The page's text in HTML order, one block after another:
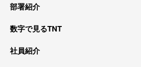
部署紹介
数字で見るTNT
社員紹介